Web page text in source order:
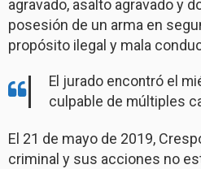
agravado, asalto agravado y
posesión de un arma en
propósito ilegal y mala
El jurado encontró el
culpable de múltiples
El 21 de mayo de 2019,
criminal y sus acciones no